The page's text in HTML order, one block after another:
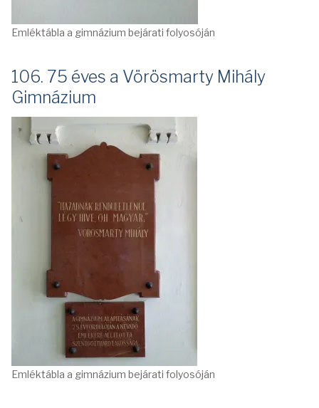
Emléktábla a gimnázium bejárati folyosóján
106. 75 éves a Vörösmarty Mihály
Gimnázium
Emléktábla a gimnázium bejárati folyosóján